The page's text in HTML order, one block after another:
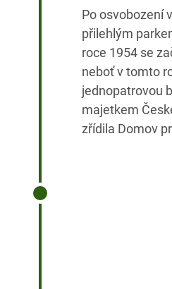
Po osvobození
přilehlým
roce 1954 se
neboť v tomto
jednopatrovou
majetkem
zřídila Domov